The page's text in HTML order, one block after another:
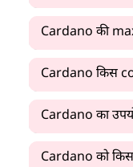
Cardano की
Cardano किस
Cardano का
Cardano को